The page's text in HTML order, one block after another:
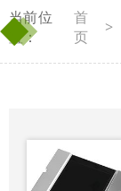
◆
◆
当前位
置：
首
页
>